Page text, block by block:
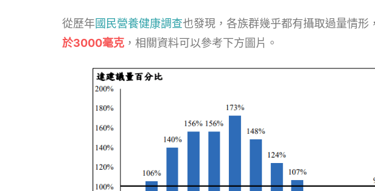
從歷年國民營養健康調查也發現，各族群幾乎都有攝取過量情形
於3000毫克 ，相關資料可以參考下方圖片。